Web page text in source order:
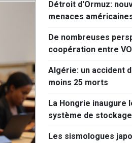
de ressortissants de
Détroit d'Ormuz:
menaces
De nombreuses
coopération entre
Médias Monde
Algérie: un accident
moins 25 morts
La Hongrie inaugure
système de
d'Europe centrale
Les sismologues